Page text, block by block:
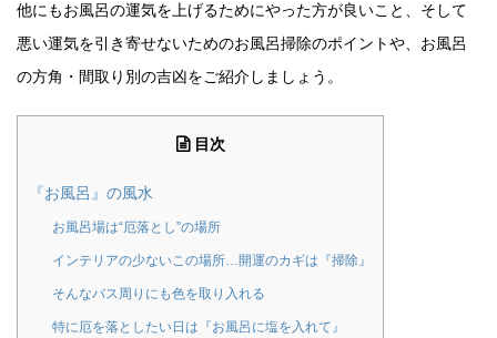
他にもお風呂の運気を上げるためにやった方が良いこと、そして
悪い運気を引き寄せないためのお風呂掃除のポイントや、お風呂
の方角・間取り別の吉凶をご紹介しましょう。
目次
『お風呂』の風水
お風呂場は“厄落とし”の場所
インテリアの少ないこの場所…開運のカギは『掃除』
そんなバス周りにも色を取り入れる
特に厄を落としたい日は『お風呂に塩を入れて』